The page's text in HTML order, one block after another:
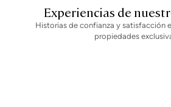
Experiencias de
Historias de confianza y satisfacción
propiedades